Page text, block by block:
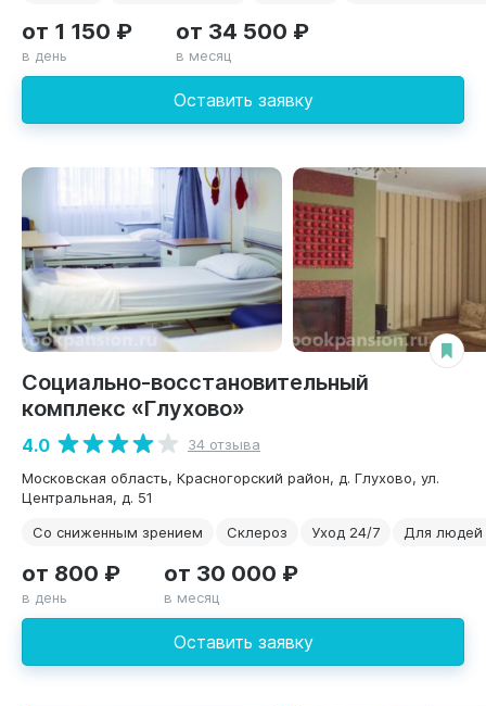
Оставить заявку
от 1 150 ₽
в день
от 34 500 ₽
в месяц
Социально-восстановительный
комплекс «Глухово»
4.0
34 отзыва
Московская область, Красногорский район, д. Глухово, ул.
Центральная, д. 51
Со сниженным зрением
Склероз Уход 24/7 Для людей
Оставить заявку
от 800 ₽
в день
от 30 000 ₽
в месяц